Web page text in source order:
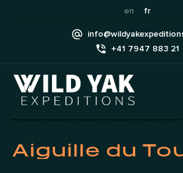
en fr
+41 7947 883 21
Aiguille du